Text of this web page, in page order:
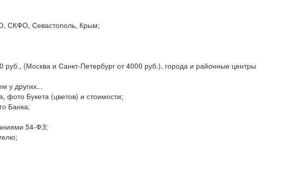
СКФО, Севастополь, Крым;
(Москва и Санкт-Петербург от 4000 руб.), города и районные центры
у других...
фото Букета (цветов) и стоимости;
Банка;
54-ФЗ;